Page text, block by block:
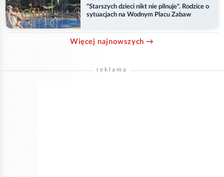
"Starszych dzieci nikt nie pilnuje". Rodzice o
sytuacjach na Wodnym Placu Zabaw
Więcej najnowszych →
reklama